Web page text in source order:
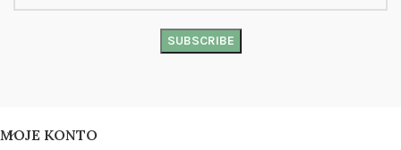
MOJE KONTO